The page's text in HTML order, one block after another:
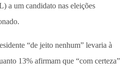
a um candidato nas eleições
“de jeito nenhum” levaria à
13% afirmam que “com certeza”